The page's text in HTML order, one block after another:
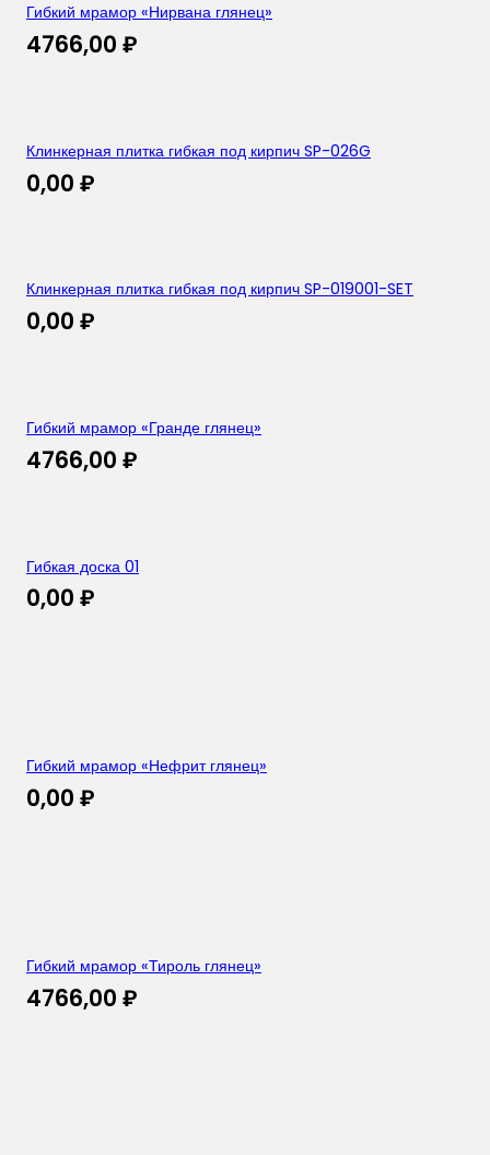
Гибкий мрамор «Нирвана глянец»
4766,00 ₽
Клинкерная плитка гибкая под кирпич SP-026G
0,00 ₽
Клинкерная плитка гибкая под кирпич SP-019001-SET
0,00 ₽
Гибкий мрамор «Гранде глянец»
4766,00 ₽
Гибкая доска 01
0,00 ₽
Гибкий мрамор «Нефрит глянец»
0,00 ₽
Гибкий мрамор «Тироль глянец»
4766,00 ₽